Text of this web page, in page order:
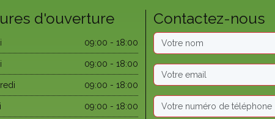
d'ouverture
09:00 - 18:00
09:00 - 18:00
09:00 - 18:00
09:00 - 18:00
Contactez-nous